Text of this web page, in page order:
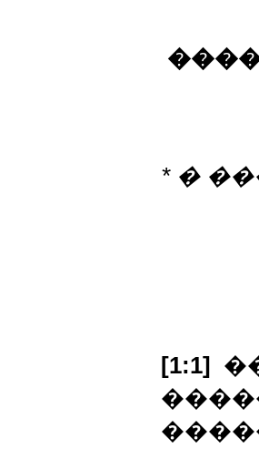
* �
[1:1]